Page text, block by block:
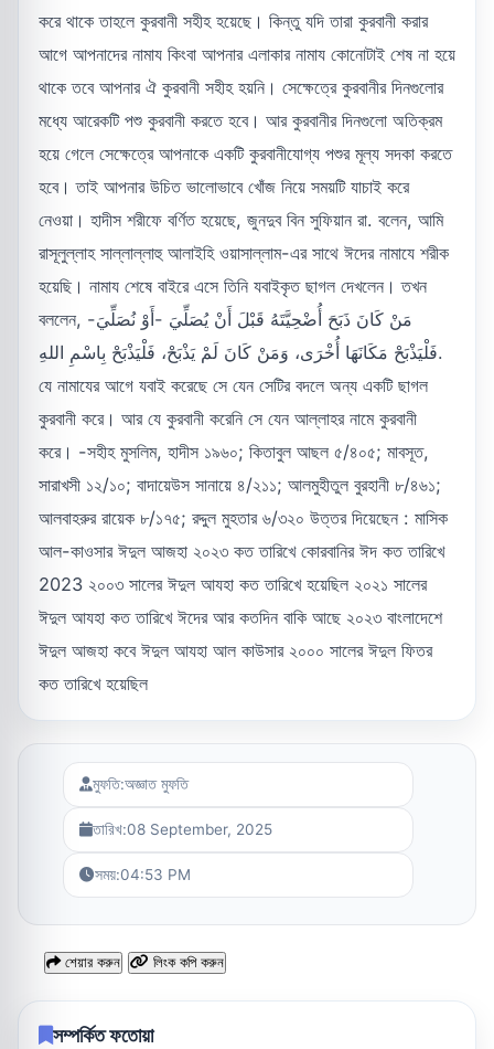
করে থাকে তাহলে কুরবানী সহীহ হয়েছে। কিন্তু যদি তারা কুরবানী করার
আগে আপনাদের নামায কিংবা আপনার এলাকার নামায কোনোটাই শেষ না হয়ে
থাকে তবে আপনার ঐ কুরবানী সহীহ হয়নি। সেক্ষেত্রে কুরবানীর দিনগুলোর
মধ্যে আরেকটি পশু কুরবানী করতে হবে। আর কুরবানীর দিনগুলো অতিক্রম
হয়ে গেলে সেক্ষেত্রে আপনাকে একটি কুরবানীযোগ্য পশুর মূল্য সদকা করতে
হবে। তাই আপনার উচিত ভালোভাবে খোঁজ নিয়ে সময়টি যাচাই করে
নেওয়া। হাদীস শরীফে বর্ণিত হয়েছে, জুনদুব বিন সুফিয়ান রা. বলেন, আমি
রাসূলুল্লাহ সাল্লাল্লাহু আলাইহি ওয়াসাল্লাম-এর সাথে ঈদের নামাযে শরীক
হয়েছি। নামায শেষে বাইরে এসে তিনি যবাইকৃত ছাগল দেখলেন। তখন
বললেন, مَنْ كَانَ ذَبَحَ أُضْحِيَّتَهُ قَبْلَ أَنْ يُصَلِّيَ -أَوْ نُصَلِّيَ-
فَلْيَذْبَحْ مَكَانَهَا أُخْرَى، وَمَنْ كَانَ لَمْ يَذْبَحْ، فَلْيَذْبَحْ بِاسْمِ اللهِ.
যে নামাযের আগে যবাই করেছে সে যেন সেটির বদলে অন্য একটি ছাগল
কুরবানী করে। আর যে কুরবানী করেনি সে যেন আল্লাহর নামে কুরবানী
করে। -সহীহ মুসলিম, হাদীস ১৯৬০; কিতাবুল আছল ৫/৪০৫; মাবসূত,
সারাখসী ১২/১০; বাদায়েউস সানায়ে ৪/২১১; আলমুহীতুল বুরহানী ৮/৪৬১;
আলবাহরুর রায়েক ৮/১৭৫; রদ্দুল মুহতার ৬/৩২০ উত্তর দিয়েছেন : মাসিক
আল-কাওসার ঈদুল আজহা ২০২৩ কত তারিখে কোরবানির ঈদ কত তারিখে
2023 ২০০৩ সালের ঈদুল আযহা কত তারিখে হয়েছিল ২০২১ সালের
ঈদুল আযহা কত তারিখে ঈদের আর কতদিন বাকি আছে ২০২৩ বাংলাদেশে
ঈদুল আজহা কবে ঈদুল আযহা আল কাউসার ২০০০ সালের ঈদুল ফিতর
কত তারিখে হয়েছিল
মুফতি:অজ্ঞাত মুফতি
তারিখ:08 September, 2025
সময়:04:53 PM
শেয়ার করুন লিংক কপি করুন
সম্পর্কিত ফতোয়া